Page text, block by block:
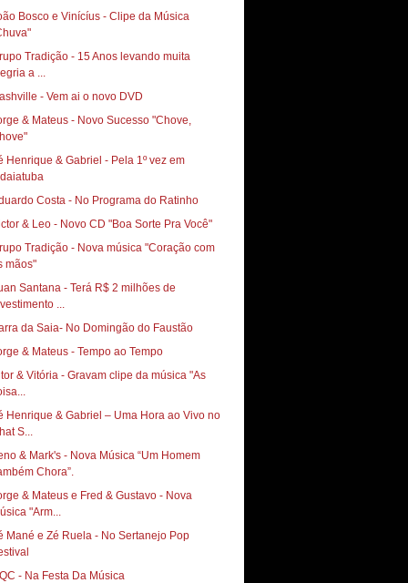
Bosco e Vinícíus - Clipe da Música
Tradição - 15 Anos levando muita
a ...
- Vem ai o novo DVD
& Mateus - Novo Sucesso "Chove,
Henrique & Gabriel - Pela 1º vez em
Costa - No Programa do Ratinho
& Leo - Novo CD "Boa Sorte Pra Você"
Tradição - Nova música "Coração com
mãos"
Santana - Terá R$ 2 milhões de
...
da Saia- No Domingão do Faustão
& Mateus - Tempo ao Tempo
& Vitória - Gravam clipe da música "As
Henrique & Gabriel – Uma Hora ao Vivo no
S...
Mark's‏ - Nova Música “Um Homem
Chora”.
& Mateus e Fred & Gustavo - Nova
"Arm...
Mané e Zé Ruela - No Sertanejo Pop
- Na Festa Da Música